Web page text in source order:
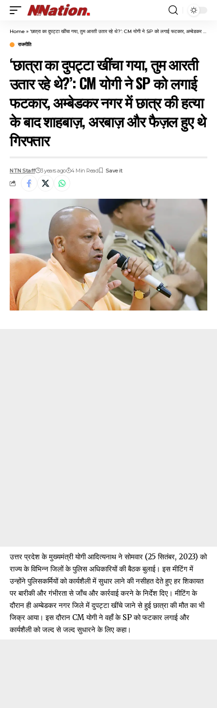
Home » ‘छात्रा का दुपट्टा खींचा गया, तुम आरती उतार रहे थे?’: CM योगी ने SP को लगाई फटकार, अम्बेडकर नगर में छात्र की हत्या के बाद शाहबाज़, अरबाज़ और फैज़ल हुए थे गिरफ्तार
राजनीति
‘छात्रा का दुपट्टा खींचा गया, तुम आरती
उतार रहे थे?’: CM योगी ने SP को लगाई
फटकार, अम्बेडकर नगर में छात्र की हत्या
के बाद शाहबाज़, अरबाज़ और फैज़ल हुए थे
गिरफ्तार
NTN Staff 3 years ago 4 Min Read
उत्तर प्रदेश के मुख्यमंत्री योगी आदित्यनाथ ने सोमवार (25 सितंबर, 2023) को
राज्य के विभिन्न जिलों के पुलिस अधिकारियों की बैठक बुलाई। इस मीटिंग में
उन्होंने पुलिसकर्मियों को कार्यशैली में सुधार लाने की नसीहत देते हुए हर शिकायत
पर बारीकी और गंभीरता से जाँच और कार्रवाई करने के निर्देश दिए। मीटिंग के
दौरान ही अम्बेडकर नगर जिले में दुपट्टा खींचे जाने से हुई छात्रा की मौत का भी
जिक्र आया। इस दौरान CM योगी ने वहाँ के SP को फटकार लगाई और
कार्यशैली को जल्द से जल्द सुधारने के लिए कहा।